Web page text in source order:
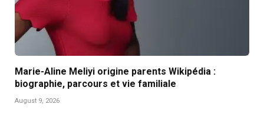
Marie-Aline Meliyi origine parents Wikipédia :
biographie, parcours et vie familiale
August 9, 2026